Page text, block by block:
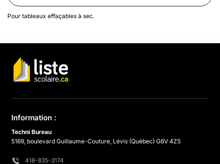
Pour tableaux effaçables à sec.
Information :
Techni Bureau
5169, boulevard Guillaume-Couture, Lévis (Québec) G6V 4Z5
418-835-3174